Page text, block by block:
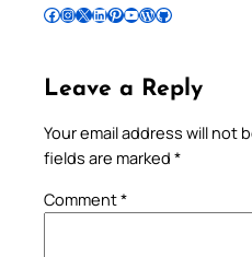
Follow Pradeep on Facebook Follow Pradeep on InstagramFollow Pradeep on X Follow Pradeep on LinkedIn Follow Pradeep on Pinterest Subscribe to Pradeep’s Youtube Channel Follow Pradeep on WordPress Follow Pradeep on GitHub
Leave a Reply
Your email address will not
fields are marked *
Comment*